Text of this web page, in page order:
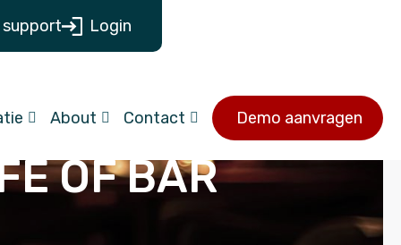
support Login
About Contact Demo aanvragen
OF BAR